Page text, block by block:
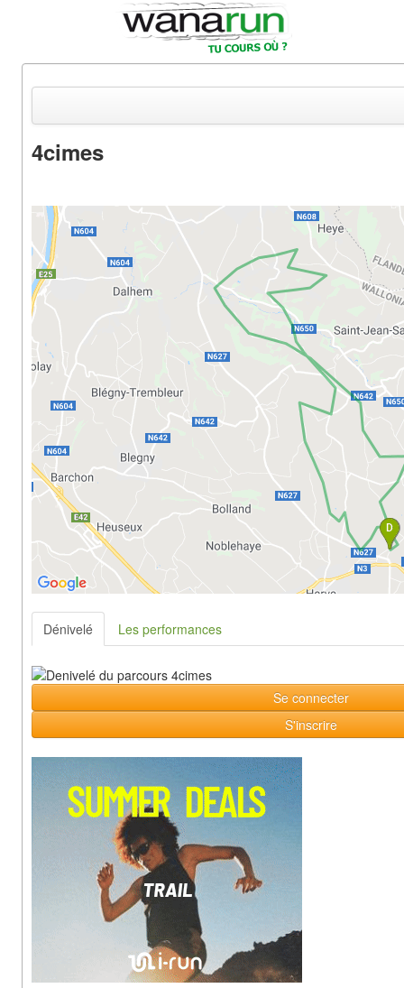
Equipements & Tests
Parcours & Courses
Outils & Réseaux
4cimes
Dénivelé Les performances
Se connecter
S'inscrire